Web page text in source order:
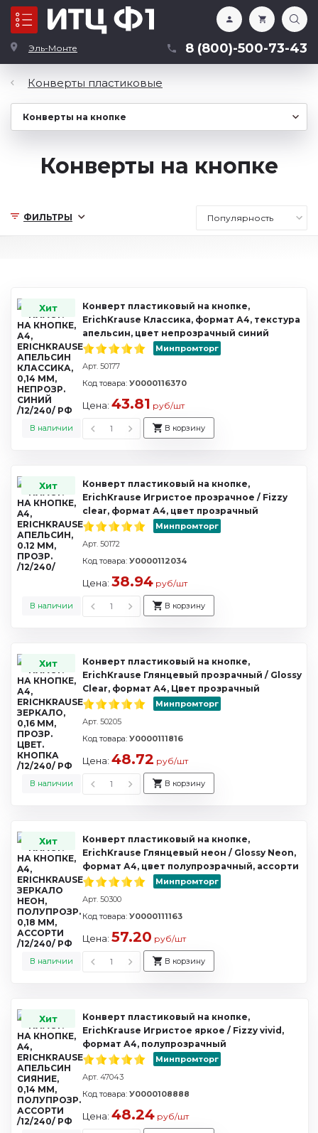
Эль-Монте 8 (800)-500-73-43
Каталог
ФИЛЬТРЫ
Конверты пластиковые
Конверты на кнопке
Хит
Конверт пластиковый на кнопке,
ErichKrause Классика, формат А4, текстура
апельсин, цвет непрозрачный синий
Минпромторг
Арт. 50177
В наличии
Код товара: У0000116370
Цена: 43.81 руб/шт
В корзину
Хит
Конверт пластиковый на кнопке,
ErichKrause Игристое прозрачное / Fizzy
clear, формат А4, цвет прозрачный
Минпромторг
Арт. 50172
В наличии
Код товара: У0000112034
Цена: 38.94 руб/шт
В корзину
Хит
Конверт пластиковый на кнопке,
ErichKrause Глянцевый прозрачный / Glossy
Clear, формат А4, Цвет прозрачный
Минпромторг
Арт. 50205
В наличии
Код товара: У0000111816
Цена: 48.72 руб/шт
В корзину
Хит
Конверт пластиковый на кнопке,
ErichKrause Глянцевый неон / Glossy Neon,
формат А4, цвет полупрозрачный, ассорти
Минпромторг
Арт. 50300
В наличии
Код товара: У0000111163
Цена: 57.20 руб/шт
В корзину
Хит
Конверт пластиковый на кнопке,
ErichKrause Игристое яркое / Fizzy vivid,
формат А4, полупрозрачный
Минпромторг
Арт. 47043
Код товара: У0000108888
Цена: 48.24 руб/шт